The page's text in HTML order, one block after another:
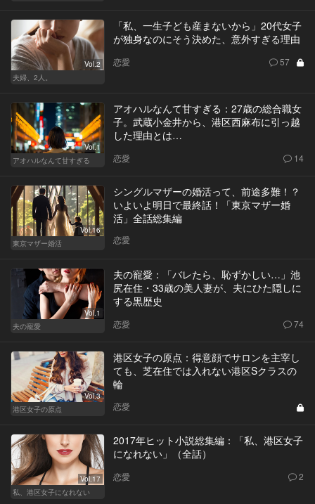
Vol.2
夫婦、2人。
「私、一生子ども産まないから」20代女子
が独身なのにそう決めた、意外すぎる理由
恋愛 57
Vol.1
アオハルなんて甘すぎる
アオハルなんて甘すぎる：27歳の総合職女
子。武蔵小金井から、港区西麻布に引っ越
した理由とは…
恋愛 14
Vol.16
東京マザー婚活
シングルマザーの婚活って、前途多難！？
いよいよ明日で最終話！「東京マザー婚
活」全話総集編
恋愛
Vol.1
夫の寵愛
夫の寵愛：「バレたら、恥ずかしい…」池
尻在住・33歳の美人妻が、夫にひた隠しに
する黒歴史
恋愛 74
Vol.3
港区女子の原点
港区女子の原点：得意顔でサロンを主宰し
ても、芝在住では入れない港区Sクラスの
輪
恋愛
Vol.17
私、港区女子になれない
2017年ヒット小説総集編：「私、港区女子
になれない」（全話）
恋愛 2